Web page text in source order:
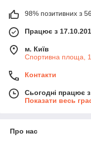
98% позитивних з 56
Працює з
м. Київ
Спортивна площа,
Контакти
Сьогодні працює
Показати весь
Про нас